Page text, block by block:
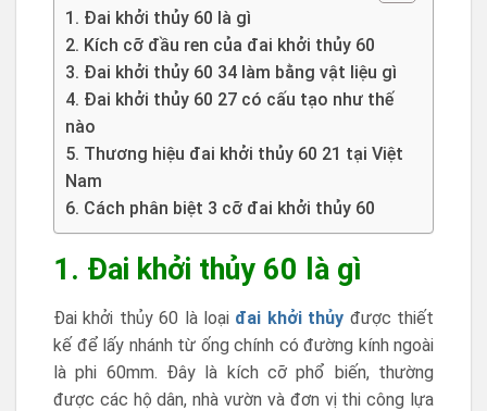
1. Đai khởi thủy 60 là gì
2. Kích cỡ đầu ren của đai khởi thủy 60
3. Đai khởi thủy 60 34 làm bằng vật liệu gì
4. Đai khởi thủy 60 27 có cấu tạo như thế
nào
5. Thương hiệu đai khởi thủy 60 21 tại Việt
Nam
6. Cách phân biệt 3 cỡ đai khởi thủy 60
1. Đai khởi thủy 60 là gì
Đai khởi thủy 60 là loại đai khởi thủy được thiết
kế để lấy nhánh từ ống chính có đường kính ngoài
là phi 60mm. Đây là kích cỡ phổ biến, thường
được các hộ dân, nhà vườn và đơn vị thi công lựa